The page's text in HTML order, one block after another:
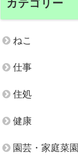
カテゴリー
ねこ
仕事
住処
健康
園芸・家庭菜園